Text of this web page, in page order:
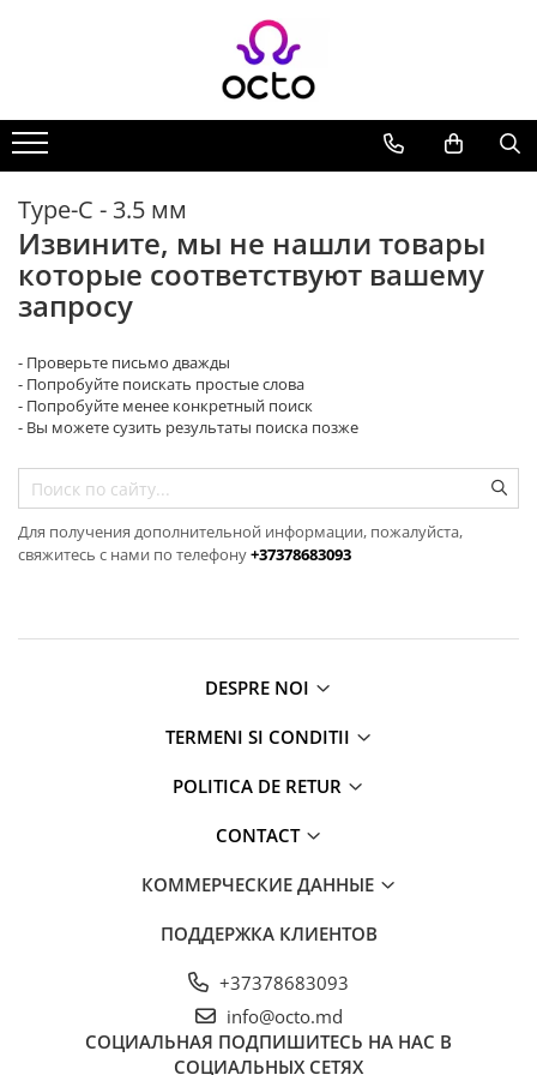
Компьютеры
Настольный ПК
Комплектующие ПК
Периферия
Хранение данных
Ноутбуки
Ноутбуки
Аксессуары для Ноутбуков
Планшеты
Планшеты
Дом и Сад
Камеры видеонаблюдения
Освещение
Аксессуары для Мойки Авто
Номер на лобовом стекле
Портативные Автомобильные
Портативные пылесосы
Type-C - 3.5 мм
Извините, мы не нашли товары
которые соответствуют вашему
запросу
- Проверьте письмо дважды
- Попробуйте поискать простые слова
- Попробуйте менее конкретный поиск
- Вы можете сузить результаты поиска позже
Для получения дополнительной информации, пожалуйста,
свяжитесь с нами по телефону+37378683093
DESPRE NOI
TERMENI SI CONDITII
POLITICA DE RETUR
CONTACT
КОММЕРЧЕСКИЕ ДАННЫЕ
ПОДДЕРЖКА КЛИЕНТОВ
+37378683093
info@octo.md
СОЦИАЛЬНАЯ ПОДПИШИТЕСЬ НА НАС В
СОЦИАЛЬНЫХ СЕТЯХ